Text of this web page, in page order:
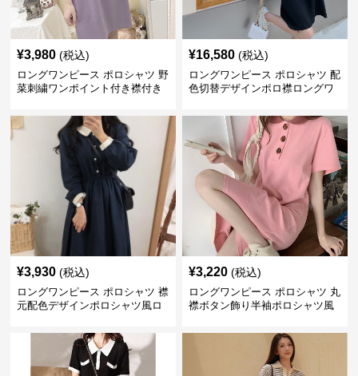
¥3,980 (税込)
ロングワンピース ポロシャツ 野
菜刺繍ワンポイント付き襟付き
¥16,580 (税込)
ロングワンピース ポロシャツ 配
色切替デザインポロ襟ロングワ
¥3,930 (税込)
ロングワンピース ポロシャツ 襟
元配色デザインポロシャツ風ロ
¥3,220 (税込)
ロングワンピース ポロシャツ 丸
襟ボタン飾り半袖ポロシャツ風